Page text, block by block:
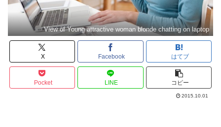
View of Young attractive woman blonde chatting on laptop
X Facebook はてブ
Pocket LINE コピー
2015.10.01